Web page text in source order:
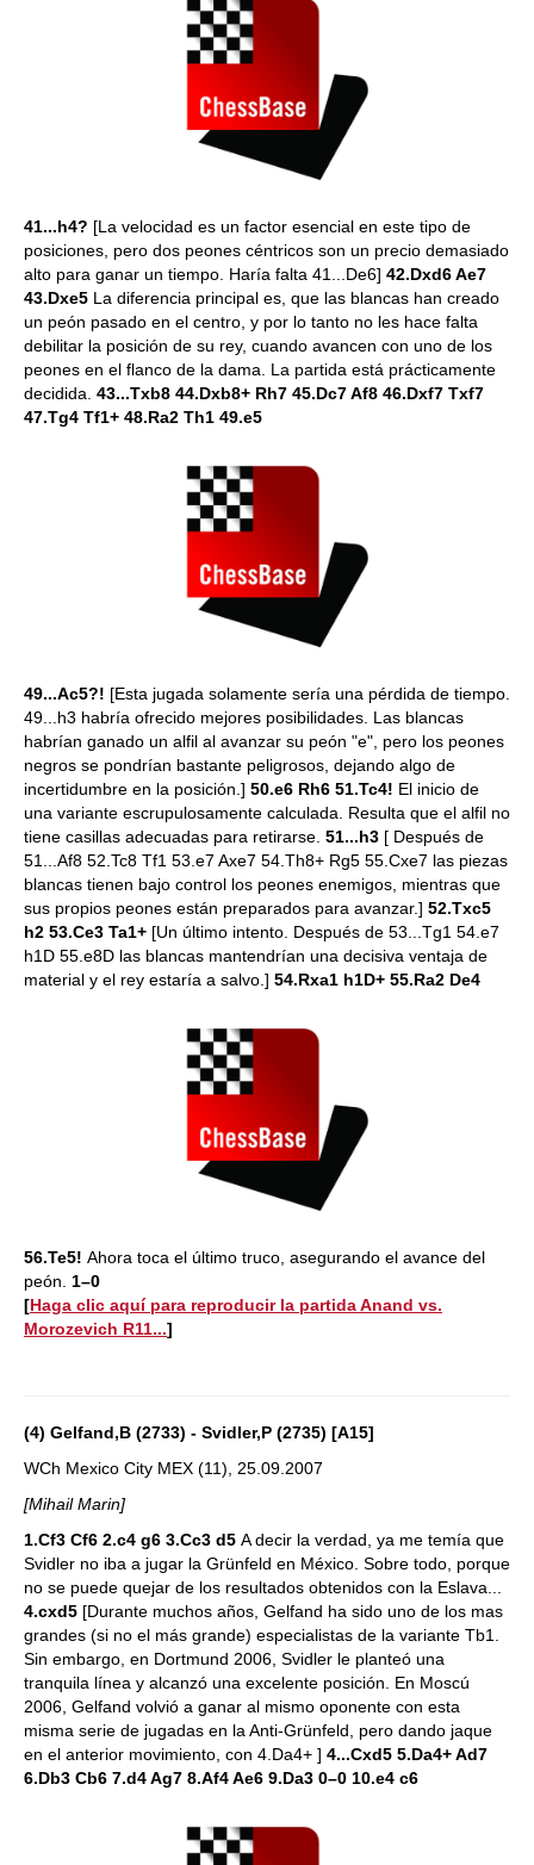
41...h4? [La velocidad es un factor esencial en este tipo de
posiciones, pero dos peones céntricos son un precio demasiado
alto para ganar un tiempo. Haría falta 41...De6] 42.Dxd6 Ae7
43.Dxe5 La diferencia principal es, que las blancas han creado
un peón pasado en el centro, y por lo tanto no les hace falta
debilitar la posición de su rey, cuando avancen con uno de los
peones en el flanco de la dama. La partida está prácticamente
decidida. 43...Txb8 44.Dxb8+ Rh7 45.Dc7 Af8 46.Dxf7 Txf7
47.Tg4 Tf1+ 48.Ra2 Th1 49.e5
49...Ac5?! [Esta jugada solamente sería una pérdida de tiempo.
49...h3 habría ofrecido mejores posibilidades. Las blancas
habrían ganado un alfil al avanzar su peón "e", pero los peones
negros se pondrían bastante peligrosos, dejando algo de
incertidumbre en la posición.] 50.e6 Rh6 51.Tc4! El inicio de
una variante escrupulosamente calculada. Resulta que el alfil no
tiene casillas adecuadas para retirarse. 51...h3 [ Después de
51...Af8 52.Tc8 Tf1 53.e7 Axe7 54.Th8+ Rg5 55.Cxe7 las piezas
blancas tienen bajo control los peones enemigos, mientras que
sus propios peones están preparados para avanzar.] 52.Txc5
h2 53.Ce3 Ta1+ [Un último intento. Después de 53...Tg1 54.e7
h1D 55.e8D las blancas mantendrían una decisiva ventaja de
material y el rey estaría a salvo.] 54.Rxa1 h1D+ 55.Ra2 De4
56.Te5! Ahora toca el último truco, asegurando el avance del
peón.
1–0
[Haga clic aquí para reproducir la partida Anand vs.
Morozevich R11...]
(4) Gelfand,B (2733) - Svidler,P (2735) [A15]
WCh Mexico City MEX (11), 25.09.2007
[Mihail Marin]
1.Cf3 Cf6 2.c4 g6 3.Cc3 d5 A decir la verdad, ya me temía que
Svidler no iba a jugar la Grünfeld en México. Sobre todo, porque
no se puede quejar de los resultados obtenidos con la Eslava...
4.cxd5 [Durante muchos años, Gelfand ha sido uno de los mas
grandes (si no el más grande) especialistas de la variante Tb1.
Sin embargo, en Dortmund 2006, Svidler le planteó una
tranquila línea y alcanzó una excelente posición. En Moscú
2006, Gelfand volvió a ganar al mismo oponente con esta
misma serie de jugadas en la Anti-Grünfeld, pero dando jaque
en el anterior movimiento, con 4.Da4+ ] 4...Cxd5 5.Da4+ Ad7
6.Db3 Cb6 7.d4 Ag7 8.Af4 Ae6 9.Da3 0–0 10.e4 c6